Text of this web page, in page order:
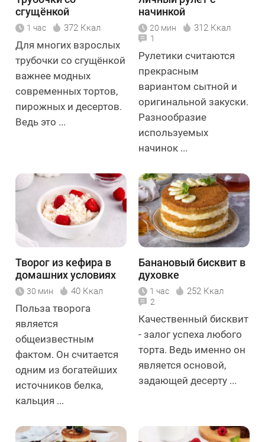
сгущёнкой
1 час 372 Ккал
Для многих взрослых
трубочки со сгущёнкой
важнее модных
современных тортов,
пирожных и десертов.
Ведь это ...
начинкой
20 мин 312 Ккал
1
Рулетики считаются
прекрасным
вариантом сытной и
оригинальной закуски.
Разнообразие
используемых
начинок ...
Творог из кефира в
домашних условиях
30 мин 40 Ккал
Польза творога
является
общеизвестным
фактом. Он считается
одним из богатейших
источников белка,
кальция ...
Банановый бисквит в
духовке
1 час 252 Ккал
2
Качественный бисквит
- залог успеха любого
торта. Ведь именно он
является основой,
задающей десерту ...